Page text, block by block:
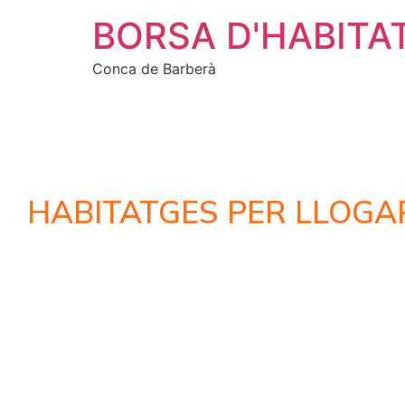
BORSA
Conca de Barberà
HABITATGES PER